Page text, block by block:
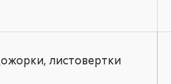
листовертки